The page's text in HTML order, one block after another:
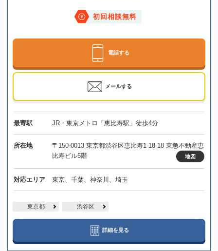
初回相談無料
電話する
メールする
最寄駅 JR・東京メトロ「恵比寿駅」徒歩4分
所在地
〒150-0013 東京都渋谷区恵比寿1-18-18 東急不動産恵
比寿ビル5階
地図
対応エリア 東京、千葉、神奈川、埼玉
東京都 渋谷区
詳細を見る